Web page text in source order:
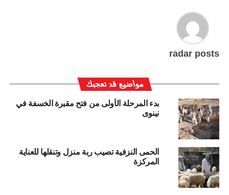
radar posts
مواضيع قد تعجبك
بدء المرحلة الأولى من فتح مقبرة الخسفة في
نينوى
الحمى النزفية تصيب ربة منزل وتنقلها للعناية
المركزة